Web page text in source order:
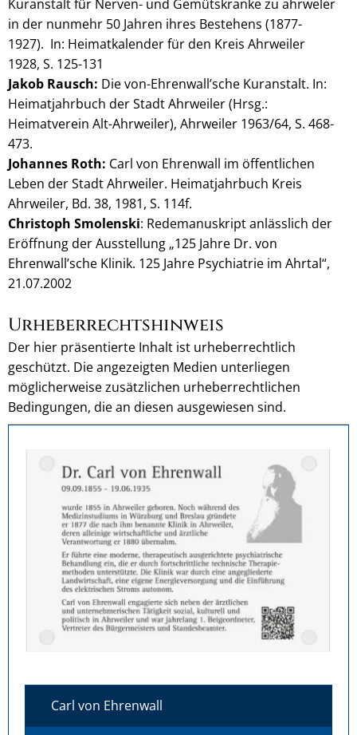
Kuranstalt für Nerven- und Gemütskranke zu ahrweler
in der nunmehr 50 Jahren ihres Bestehens (1877-
1927). In: Heimatkalender für den Kreis Ahrweiler
1928, S. 125-131
Jakob Rausch: Die von-Ehrenwall’sche Kuranstalt. In:
Heimatjahrbuch der Stadt Ahrweiler (Hrsg.:
Heimatverein Alt-Ahrweiler), Ahrweiler 1963/64, S. 468-
473.
Johannes Roth: Carl von Ehrenwall im öffentlichen
Leben der Stadt Ahrweiler. Heimatjahrbuch Kreis
Ahrweiler, Bd. 38, 1981, S. 114f.
Christoph Smolenski: Redemanuskript anlässlich der
Eröffnung der Ausstellung „125 Jahre Dr. von
Ehrenwall’sche Klinik. 125 Jahre Psychiatrie im Ahrtal“,
21.07.2002
Urheberrechtshinweis
Der hier präsentierte Inhalt ist urheberrechtlich
geschützt. Die angezeigten Medien unterliegen
möglicherweise zusätzlichen urheberrechtlichen
Bedingungen, die an diesen ausgewiesen sind.
Carl von Ehrenwall